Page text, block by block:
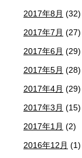
2017年8月 (32)
2017年7月 (27)
2017年6月 (29)
2017年5月 (28)
2017年4月 (29)
2017年3月 (15)
2017年1月 (2)
2016年12月 (1)